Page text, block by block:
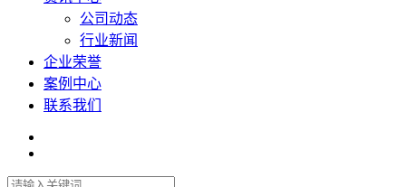
公司动态
行业新闻
企业荣誉
案例中心
联系我们